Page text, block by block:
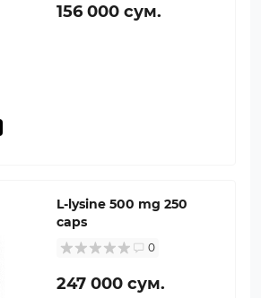
156 000 сум.
L-lysine 500 mg 250
caps
0
247 000 сум.